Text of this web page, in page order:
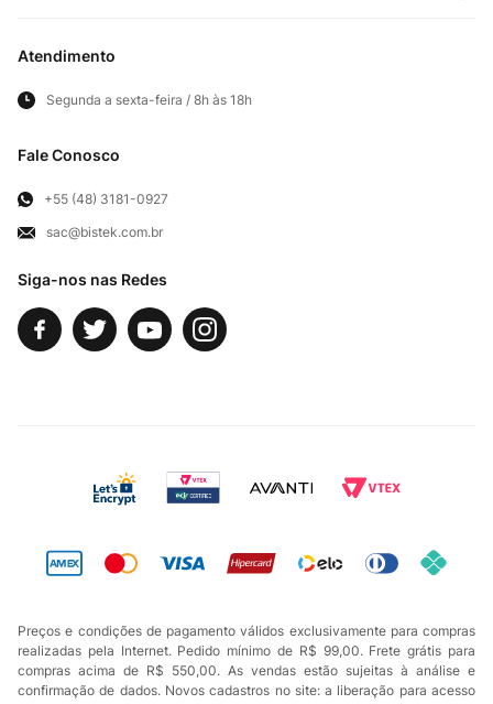
Siga-nos nas Redes
Privacidade e Segurança
Panfletos lojas físicas
Acompanhe seu pedido
Frete e Entregas
Troca e Devoluções
Exercício de Direito
Fale Conosco
Atendimento
Segunda a sexta-feira / 8h às 18h
Fale Conosco
+55 (48) 3181-0927
sac@bistek.com.br
Preços e condições de pagamento válidos exclusivamente para compras
realizadas pela Internet. Pedido mínimo de R$ 99,00. Frete grátis para
compras acima de R$ 550,00. As vendas estão sujeitas à análise e
confirmação de dados. Novos cadastros no site: a liberação para acesso